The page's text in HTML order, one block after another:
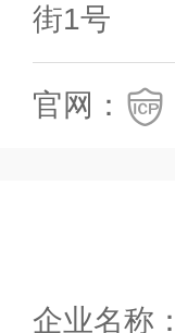
街1号
官网：
企业名称